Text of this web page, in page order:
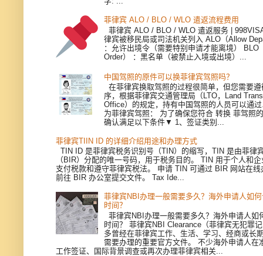
菲律宾 ALO / BLO / WLO 遣返流程费用
菲律宾 ALO / BLO / WLO 遣返服务 |
律宾被移民局或司法机关列入 ALO（Allow
：允许出境令（需要特别申请才能离境） BLO
Order） ：黑名单（被禁止入境或出境）...
中国驾照的原件可以换菲律宾驾照吗？
在菲律宾换取驾照的过程很简单，但您需要
序，根据菲律宾交通管理局（LTO，Land
Office）的规定，持有中国驾照的人员可以通
为菲律宾驾照： 为了确保您符合 转换 菲驾照
确认满足以下条件▼ 1、签证类别...
菲律宾TIIN ID 的详细介绍用途和办理方式
TIN ID 是菲律宾税务识别号（TIN）的缩写，TIN 是由菲律
（BIR）分配的唯一号码，用于税务目的。 TIN 用于个人和
支付税款和遵守菲律宾税法。 申请 TIN 可通过 BIR 网站在线
前往 BIR 办公室提交文件。 Tax Ide...
菲律宾NBI办理一般需要多久？海外申请人如
时间？
菲律宾NBI办理一般需要多久？海外申请人如
时间？ 菲律宾NBI Clearance（菲律宾无犯罪
多曾经在菲律宾工作、生活、学习、经商或长
需要办理的重要官方文件。 不少海外申请人在
工作签证、国际背景调查或再次办理菲律宾相关...